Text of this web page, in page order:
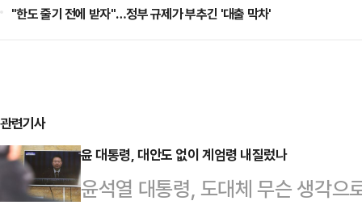
"한도 줄기 전에 받자"…정부 규제가 부추긴 '대출 막차'
관련기사
윤 대통령, 대안도 없이 계엄령 내질렀나
윤석열 대통령, 도대체 무슨 생각